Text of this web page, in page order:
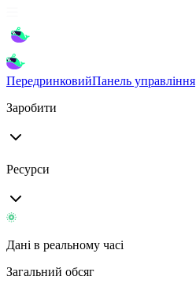
ПередринковийПанель управління
Заробити
Ресурси
Дані в реальному часі
Загальний обсяг